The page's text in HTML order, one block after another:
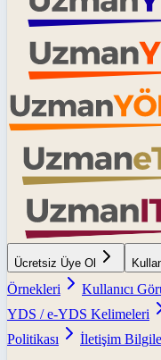
Ücretsiz Üye Ol
Örnekleri
Kullanıcı
YDS / e-YDS Kelimeleri
Politikası
İletişim